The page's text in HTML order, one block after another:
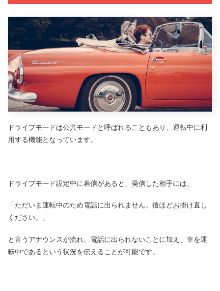
ドライブモードは公共モードと呼ばれることもあり、運転中に利
用する機能となっています。
ドライブモード設定中に着信があると、発信した相手には、
「ただいま運転中のため電話に出られません。後ほどお掛け直し
ください。」
と言うアナウンスが流れ、電話に出られないことに加え、車を運
転中であるという状況を伝えることが可能です。